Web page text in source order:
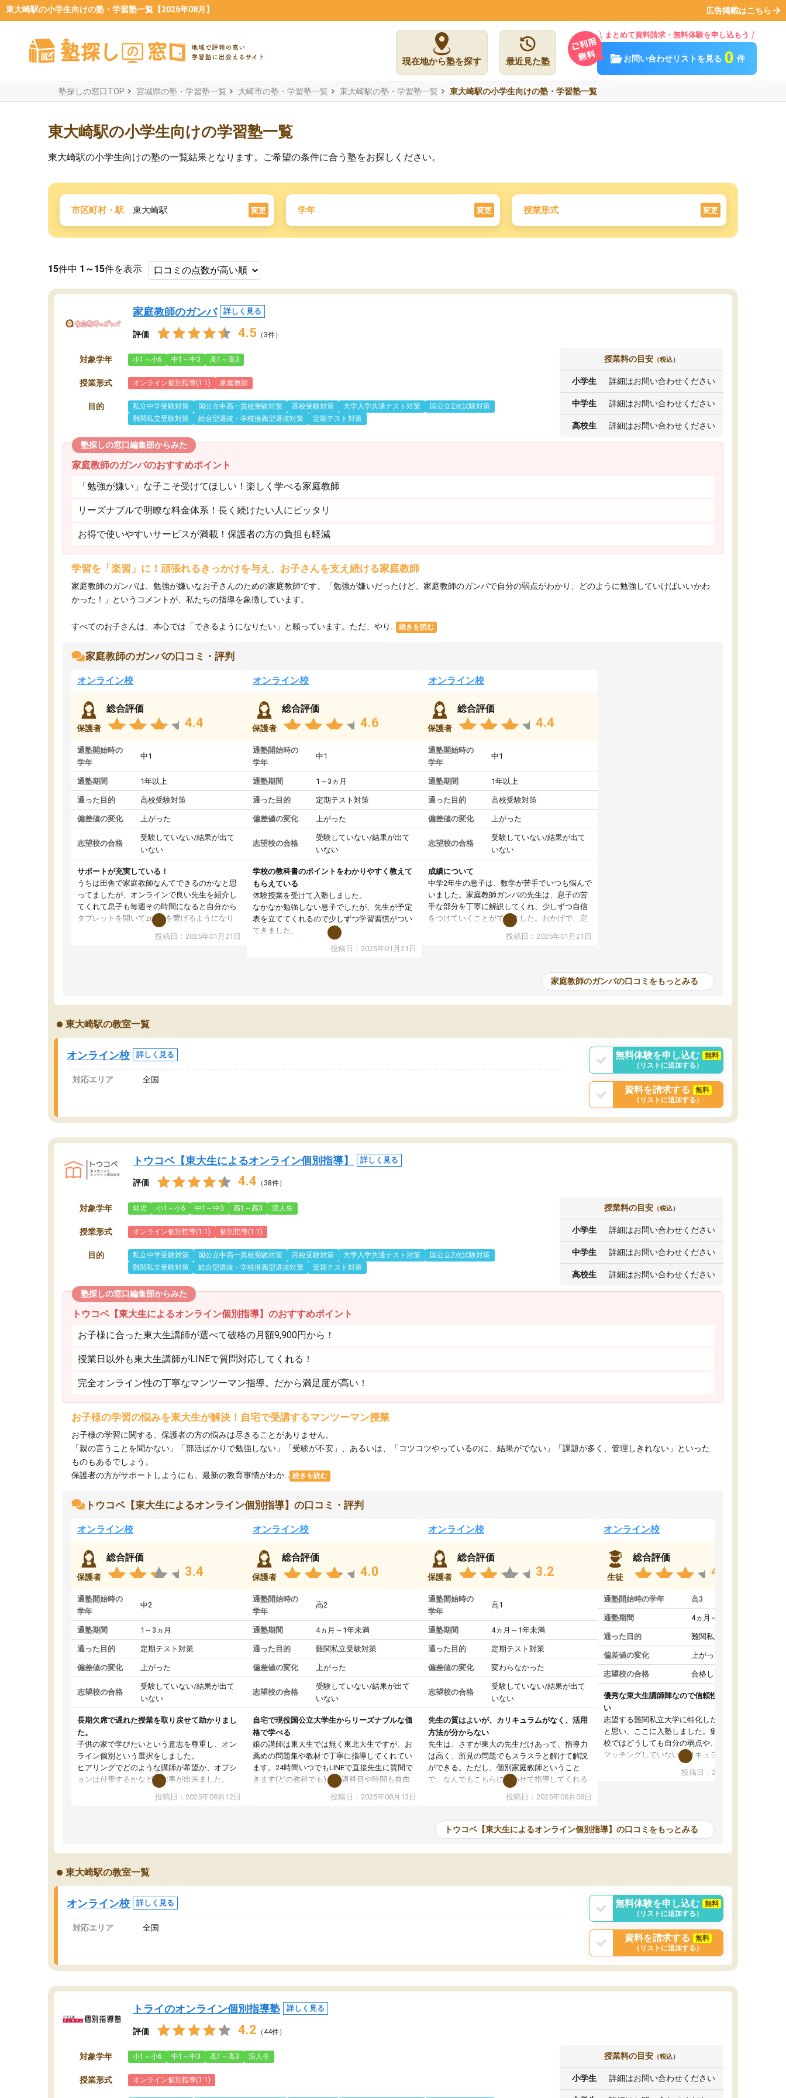
東大崎駅の小学生向けの塾・学習塾一覧【2026年08月】 広告掲載はこちら
現在地から塾を探す 最近見た塾
まとめて資料請求・無料体験を申し込もう
お問い合わせリストを見る 0 件
塾探しの窓口TOP 宮城県の塾・学習塾一覧 大崎市の塾・学習塾一覧 東大崎駅の塾・学習塾一覧 東大崎駅の小学生向けの塾・学習塾一覧
東大崎駅の小学生向けの学習塾一覧
東大崎駅の小学生向けの塾の一覧結果となります。ご希望の条件に合う塾をお探しください。
市区町村・駅 東大崎駅 変更 学年 変更 授業形式 変更
15件中 1～15件を表示
家庭教師のガンバ 詳しく見る
評価 4.5 （3件）
対象学年 小1～小6 中1～中3 高1～高3
授業形式 オンライン個別指導(1:1) 家庭教師
目的 私立中学受験対策 国公立中高一貫校受験対策 高校受験対策 大学入学共通テスト対策
国公立2次試験対策
難関私立受験対策
総合型選抜・学校推薦型選抜対策 定期テスト対策
授業料の目安 （税込）
小学生 詳細はお問い合わせください
中学生 詳細はお問い合わせください
高校生 詳細はお問い合わせください
塾探しの窓口編集部からみた
家庭教師のガンバのおすすめポイント
「勉強が嫌い」な子こそ受けてほしい！楽しく学べる家庭教師
リーズナブルで明瞭な料金体系！長く続けたい人にピッタリ
お得で使いやすいサービスが満載！保護者の方の負担も軽減
学習を「楽習」に！頑張れるきっかけを与え、お子さんを支え続ける家庭教師
家庭教師のガンバは、勉強が嫌いなお子さんのための家庭教師です。「勉強が嫌いだったけど、家庭教師のガンバで自分の弱点がわかり、どのように勉強していけばいいかわ
かった！」というコメントが、私たちの指導を象徴しています。
すべてのお子さんは、本心では「できるようになりたい」と願っています。ただ、やり... 続きを読む
家庭教師のガンバの口コミ・評判
オンライン校
保護者
総合評価
4.4
通塾開始時の
学年
中1
通塾期間 1年以上
通った目的 高校受験対策
偏差値の変化 上がった
志望校の合格
受験していない/結果が出て
いない
サポートが充実している！
うちは田舎で家庭教師なんてできるのかなと思
ってましたが、オンラインで良い先生を紹介し
てくれて息子も毎週その時間になると自分から
タブレットを開いてzoomを繋げるようになり
ました！5科目なんでもOKなのもとても気に入
投稿日：2025年01月21日
オンライン校
保護者
総合評価
4.6
通塾開始時の
学年
中1
通塾期間 1～3ヵ月
通った目的 定期テスト対策
偏差値の変化 上がった
志望校の合格
受験していない/結果が出て
いない
学校の教科書のポイントをわかりやすく教えて
もらえている
体験授業を受けて入塾しました。
なかなか勉強しない息子でしたが、先生が予定
表を立ててくれるので少しずつ学習習慣がつい
てきました。
オンラインで週に一度の受講ですが、指導が無
い日も予定表に基づいて勉強したり、LINEでわ
投稿日：2025年01月21日
オンライン校
保護者
総合評価
4.4
通塾開始時の
学年
中1
通塾期間 1年以上
通った目的 高校受験対策
偏差値の変化 上がった
志望校の合格
受験していない/結果が出て
いない
成績について
中学2年生の息子は、数学が苦手でいつも悩んで
いました。家庭教師ガンバの先生は、息子の苦
手な部分を丁寧に解説してくれ、少しずつ自信
をつけていくことができました。おかげで、定
期テストの成績が10点以上アップし、本人もと
投稿日：2025年01月21日
家庭教師のガンバの口コミをもっとみる
東大崎駅の教室一覧
オンライン校 詳しく見る
対応エリア 全国
無料体験を申し込む
無料
（リストに追加する）
資料を請求する
無料
（リストに追加する）
トウコベ【東大生によるオンライン個別指導】 詳しく見る
評価 4.4 （38件）
対象学年 幼児 小1～小6 中1～中3 高1～高3 浪人生
授業形式 オンライン個別指導(1:1) 個別指導(1:1)
目的 私立中学受験対策 国公立中高一貫校受験対策 高校受験対策 大学入学共通テスト対策
国公立2次試験対策
難関私立受験対策
総合型選抜・学校推薦型選抜対策 定期テスト対策
授業料の目安 （税込）
小学生 詳細はお問い合わせください
中学生 詳細はお問い合わせください
高校生 詳細はお問い合わせください
塾探しの窓口編集部からみた
トウコベ【東大生によるオンライン個別指導】のおすすめポイント
お子様に合った東大生講師が選べて破格の月額9,900円から！
授業日以外も東大生講師がLINEで質問対応してくれる！
完全オンライン性の丁寧なマンツーマン指導。だから満足度が高い！
お子様の学習の悩みを東大生が解決！自宅で受講するマンツーマン授業
お子様の学習に関する、保護者の方の悩みは尽きることがありません。
「親の言うことを聞かない」「部活ばかりで勉強しない」「受験が不安」、あるいは、「コツコツやっているのに、結果がでない」「課題が多く、管理しきれない」といった
ものもあるでしょう。
保護者の方がサポートしようにも、最新の教育事情がわか...
続きを読む
トウコベ【東大生によるオンライン個別指導】の口コミ・評判
オンライン校
保護者
総合評価
3.4
通塾開始時の
学年
中2
通塾期間 1～3ヵ月
通った目的 定期テスト対策
偏差値の変化 上がった
志望校の合格
受験していない/結果が出て
いない
長期欠席で遅れた授業を取り戻せて助かりまし
た。
子供の家で学びたいという意志を尊重し、オン
ライン個別という選択をしました。
ヒアリングでどのような講師が希望か、オプシ
ョンは付帯するかなど選ぶ事が出来ました。
講師とのマッチング後講師との初回ミーティン
グを行い、その講師で良いか他の講師を希望す
オンラインツールを使用した単語帳の共有があ
り宿題もそちらで出される形でした。
2ヶ月で担当講師の方がお辞めになると言う事で
講師変更の申し出があり、あまりに短期での変
更だった為、塾に通う事にして退会しました。
遅れも取り戻せ、授業内容や講師の方は良かっ
投稿日：2025年09月12日
オンライン校
保護者
総合評価
4.0
通塾開始時の
学年
高2
通塾期間 4ヵ月～1年未満
通った目的 難関私立受験対策
偏差値の変化 上がった
志望校の合格
受験していない/結果が出て
いない
自宅で現役国公立大学生からリーズナブルな価
格で学べる
娘の講師は東大生では無く東北大生ですが、お
薦めの問題集や教材で丁寧に指導してくれてい
ます。24時間いつでもLINEで直接先生に質問で
きます(どの教科でも)。受講科目や時間も自由
に決めれるので、個人に合った勉強ができると
思います。カリキュラム相談みたいなのがあり
ます。講師も合わなければチェンジできます
投稿日：2025年08月13日
オンライン校
保護者
総合評価
3.2
通塾開始時の
学年
高1
通塾期間 4ヵ月～1年未満
通った目的 定期テスト対策
偏差値の変化 変わらなかった
志望校の合格
受験していない/結果が出て
いない
先生の質はよいが、カリキュラムがなく、活用
方法が分からない
先生は、さすが東大の先生だけあって、指導力
は高く、所見の問題でもスラスラと解けて解説
ができる。ただし、個別家庭教師ということ
で、なんでもこちらに合わせて指導してくれる
のだが、具体的なカリキュラムがない。当方
は、授業の先取り学習をするため、学校の教科
いただいたが、1時間の時間を使って進められる
範囲は限られており、それであれば自学自習で
なく、上手い活用の仕方が分からず辞めること
投稿日：2025年08月08日
オンライン校
生徒
総合評価
4.4
通塾開始時の学年 高3
通塾期間 4ヵ月～1年未満
通った目的 難関私立受験対策
偏差値の変化 上がった
志望校の合格 合格した
優秀な東大生講師陣なので信頼性や安心感が高
い
志望する難関私立大学に特化した準備をしたい
と思い、ここに入塾しました。集団指導の予備
校ではどうしても自分の弱点や、志望校対策に
マッチングしていないカリキュラムに不安を感
また受験のノウハウを蓄積している優秀な東大
ツーマン指導によって、自分の志望校にふさわ
しいオリジナルのカリキュラムを提案してくれ
と感じました。
投稿日：2024年02月19日
トウコベ【東大生によるオンライン個別指導】の口コミをもっとみる
東大崎駅の教室一覧
オンライン校 詳しく見る
対応エリア 全国
無料体験を申し込む
無料
（リストに追加する）
資料を請求する
無料
（リストに追加する）
トライのオンライン個別指導塾 詳しく見る
評価 4.2 （44件）
対象学年 小1～小6 中1～中3 高1～高3 浪人生
授業形式 オンライン個別指導(1:1)
授業料の目安 （税込）
小学生 詳細はお問い合わせください